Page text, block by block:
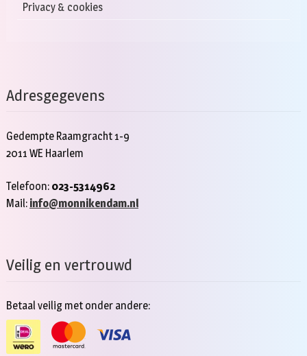
Privacy & cookies
Adresgegevens
Gedempte Raamgracht 1-9
2011 WE Haarlem
Telefoon: 023-5314962
Mail: info@monnikendam.nl
Veilig en vertrouwd
Betaal veilig met onder andere: